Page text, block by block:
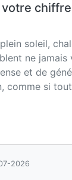
soleil,
ne jamais
et de
comme si
2026